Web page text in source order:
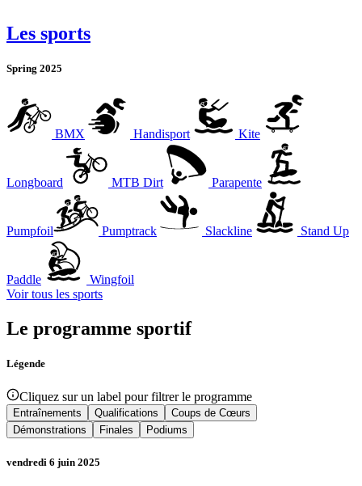
Les sports
Spring 2025
BMX Handisport Kite
Longboard MTB Dirt Parapente
Pumpfoil Pumptrack Slackline Stand Up
Paddle
Wingfoil
Voir tous les sports
Le programme sportif
Légende
Cliquez sur un label pour filtrer le programme
Entraînements Qualifications
Coups de Cœurs
Démonstrations
Finales Podiums
vendredi 6 juin 2025